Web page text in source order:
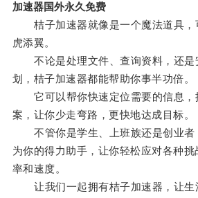
加速器国外永久免费
桔子加速器就像是一个魔法道具，
虎添翼。
不论是处理文件、查询资料，还是
划，桔子加速器都能帮助你事半功倍。
它可以帮你快速定位需要的信息，
案，让你少走弯路，更快地达成目标。
不管你是学生、上班族还是创业者
为你的得力助手，让你轻松应对各种
率和速度。
让我们一起拥有桔子加速器，让生